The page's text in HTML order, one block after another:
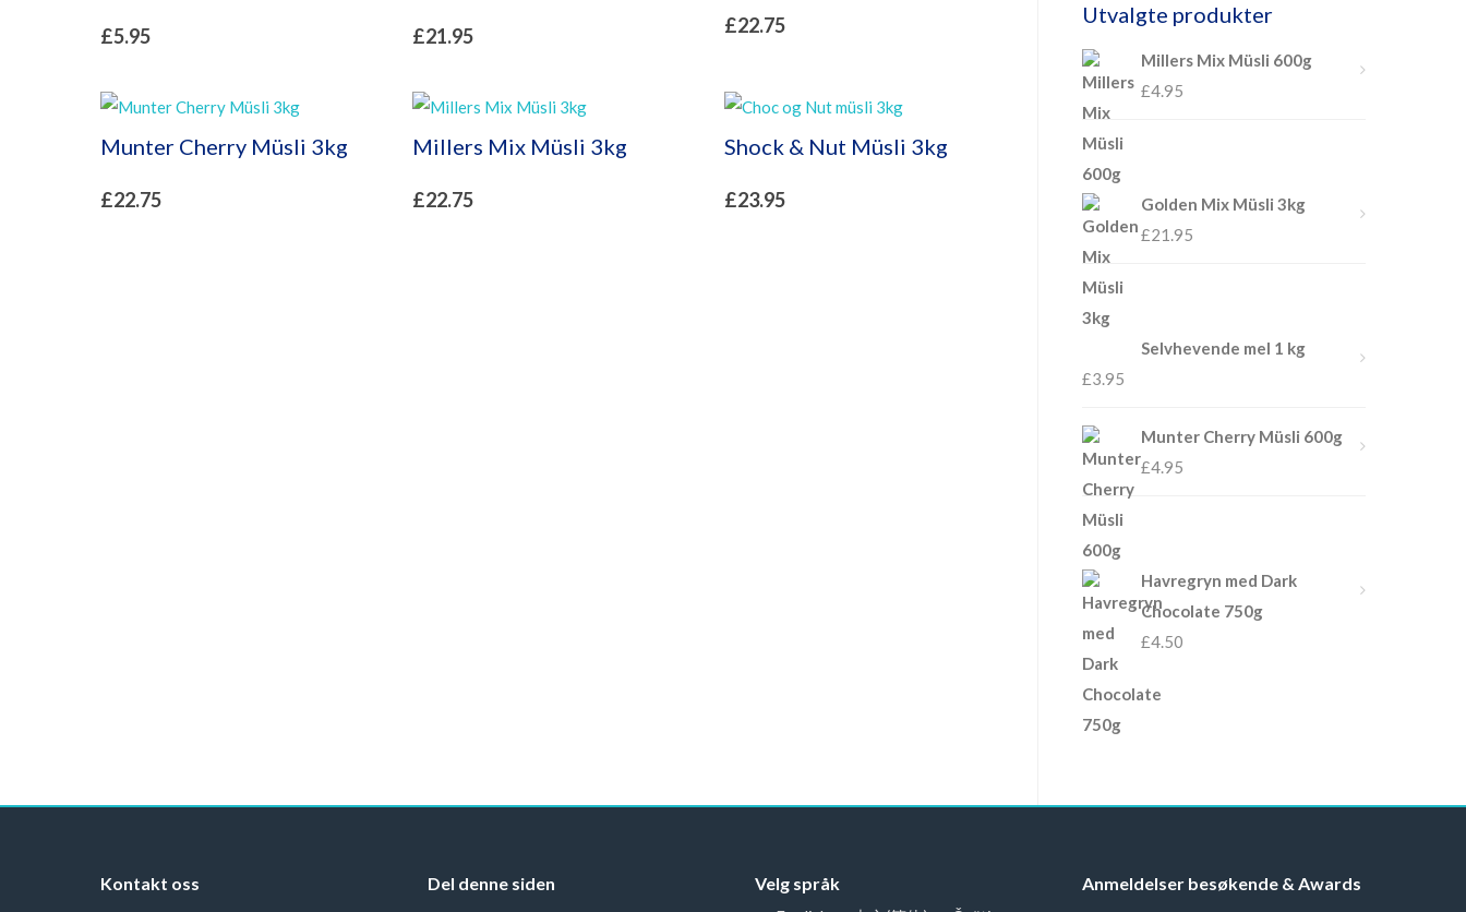
£5.95 £21.95 £22.75
Munter Cherry Müsli 3kg
£22.75
Millers Mix Müsli 3kg
£22.75
Shock & Nut Müsli 3kg
£23.95
Utvalgte produkter
Millers Mix Müsli 600g
£4.95
Golden Mix Müsli 3kg
£21.95
Selvhevende mel 1 kg
£3.95
Munter Cherry Müsli 600g
£4.95
Havregryn med Dark
Chocolate 750g
£4.50
Kontakt oss Del denne siden Velg språk Anmeldelser besøkende & Awards